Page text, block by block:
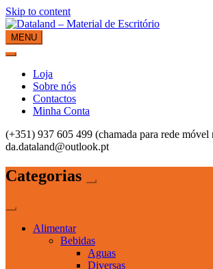
Skip to content
Dataland – Material de Escritório
Material de Escritório
MENU
Loja
Sobre nós
Contactos
Minha Conta
(+351) 937 605 499 (chamada para rede móvel
da.dataland@outlook.pt
Categorias
Alimentar
Bebidas
Aguas
Diversas